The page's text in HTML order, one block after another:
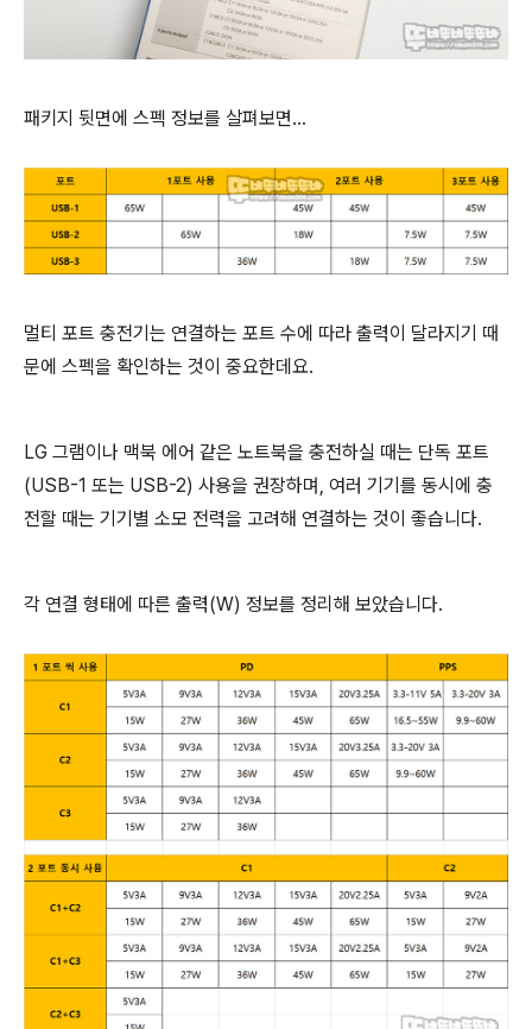
패키지 뒷면에 스펙 정보를 살펴보면...
멀티 포트 충전기는 연결하는 포트 수에 따라 출력이 달라지기 때
문에 스펙을 확인하는 것이 중요한데요.
LG 그램이나 맥북 에어 같은 노트북을 충전하실 때는 단독 포트
(USB-1 또는 USB-2) 사용을 권장하며, 여러 기기를 동시에 충
전할 때는 기기별 소모 전력을 고려해 연결하는 것이 좋습니다.
각 연결 형태에 따른 출력(W) 정보를 정리해 보았습니다.